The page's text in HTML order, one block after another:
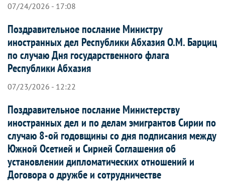
07/24/2026 - 17:08
Поздравительное послание Министру
иностранных дел Республики Абхазия О.М. Барциц
по случаю Дня государственного флага
Республики Абхазия
07/23/2026 - 12:22
Поздравительное послание Министерству
иностранных дел и по делам эмигрантов Сирии по
случаю 8-ой годовщины со дня подписания между
Южной Осетией и Сирией Соглашения об
установлении дипломатических отношений и
Договора о дружбе и сотрудничестве